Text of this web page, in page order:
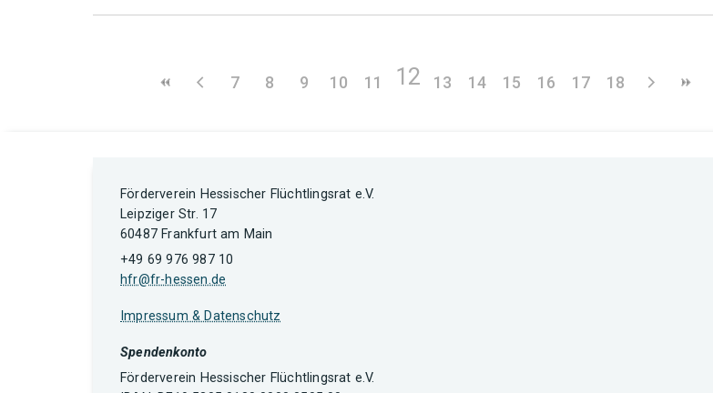
7 8 9 10 11 12 13 14 15 16 17 18
Förderverein Hessischer Flüchtlingsrat e.V.
Leipziger Str. 17
60487 Frankfurt am Main
+49 69 976 987 10
hfr@fr-hessen.de
Impressum & Datenschutz
Spendenkonto
Förderverein Hessischer Flüchtlingsrat e.V.